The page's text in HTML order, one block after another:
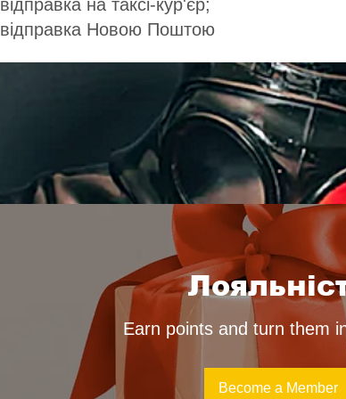
відправка на таксі-кур'єр;
відправка Новою Поштою
Earn points and turn them
Become a Member